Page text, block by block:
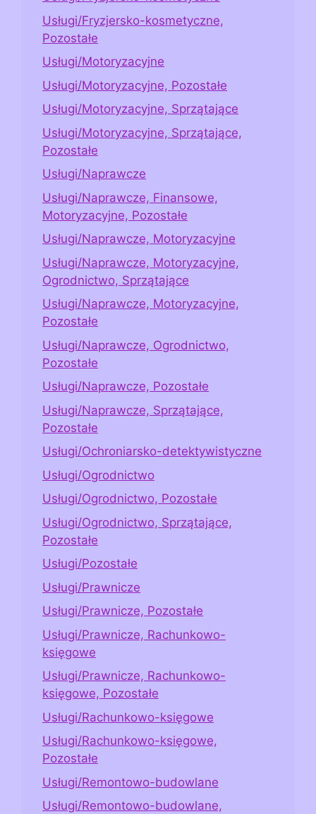
Usługi/Fryzjersko-kosmetyczne,
Pozostałe
Usługi/Motoryzacyjne
Usługi/Motoryzacyjne, Pozostałe
Usługi/Motoryzacyjne, Sprzątające
Usługi/Motoryzacyjne, Sprzątające,
Pozostałe
Usługi/Naprawcze
Usługi/Naprawcze, Finansowe,
Motoryzacyjne, Pozostałe
Usługi/Naprawcze, Motoryzacyjne
Usługi/Naprawcze, Motoryzacyjne,
Ogrodnictwo, Sprzątające
Usługi/Naprawcze, Motoryzacyjne,
Pozostałe
Usługi/Naprawcze, Ogrodnictwo,
Pozostałe
Usługi/Naprawcze, Pozostałe
Usługi/Naprawcze, Sprzątające,
Pozostałe
Usługi/Ochroniarsko-detektywistyczne
Usługi/Ogrodnictwo
Usługi/Ogrodnictwo, Pozostałe
Usługi/Ogrodnictwo, Sprzątające,
Pozostałe
Usługi/Pozostałe
Usługi/Prawnicze
Usługi/Prawnicze, Pozostałe
Usługi/Prawnicze, Rachunkowo-
księgowe
Usługi/Prawnicze, Rachunkowo-
księgowe, Pozostałe
Usługi/Rachunkowo-księgowe
Usługi/Rachunkowo-księgowe,
Pozostałe
Usługi/Remontowo-budowlane
Usługi/Remontowo-budowlane,